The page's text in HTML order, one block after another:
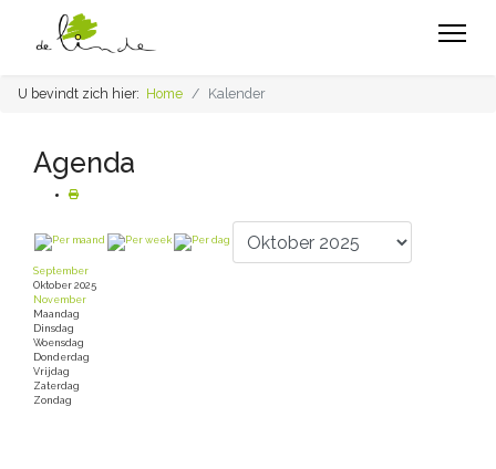
U bevindt zich hier: Home Kalender
Agenda
September
Oktober 2025
November
Maandag
Dinsdag
Woensdag
Donderdag
Vrijdag
Zaterdag
Zondag